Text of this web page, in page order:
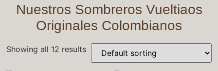
Nuestros Sombreros Vueltiaos
Originales Colombianos
Showing all 12 results